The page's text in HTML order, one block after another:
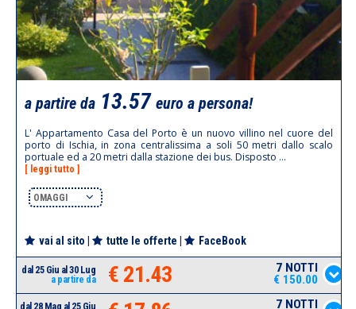
a partire da 13.57 euro a persona!
L' Appartamento Casa del Porto è un nuovo villino nel cuore del
porto di Ischia, in zona centralissima a soli 50 metri dallo scalo
portuale ed a 20 metri dalla stazione dei bus. Disposto ...
[ leggi tutto ]
OMAGGI
vai al sito tutte le offerte FaceBook
dal 25 Giu al 30 Lug
a partire da
€ 21.43
7 NOTTI
€ 150.00
dal 28 Mag al 25 Giu 7 NOTTI